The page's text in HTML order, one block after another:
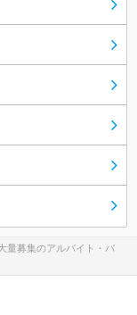
量募集のアルバイト・バ